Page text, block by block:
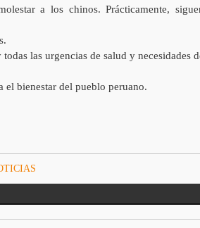
a los chinos. Prácticamente,
las urgencias de salud y necesidades
el bienestar del pueblo peruano.